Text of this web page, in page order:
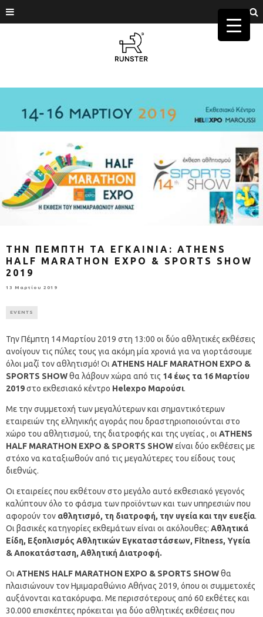
ΤΗΝ ΠΕΜΠΤΗ ΤΑ ΕΓΚΑΙΝΙΑ: ATHENS
HALF MARATHON EXPO & SPORTS SHOW
2019
13 Μαρτίου 2019
EVENTS
Την Πέμπτη 14 Μαρτίου 2019 στη 13:00 οι δύο αθλητικές εκθέσεις
ανοίγουν τις πύλες τους για ακόμη μία χρονιά για να γιορτάσουμε
όλοι μαζί τον αθλητισμό! Οι ATHENS HALF MARATHON EXPO &
SPORTS SHOWθα λάβουν χώρα από τις 14 έως τα 16 Μαρτίου
2019στο εκθεσιακό κέντρο Helexpo Μαρούσι.
Με την συμμετοχή των μεγαλύτερων και σημαντικότερων
εταιρειών της ελληνικής αγοράς που δραστηριοποιούνται στο
χώρο του αθλητισμού, της διατροφής και της υγείας , οι ATHENS
HALF MARATHON EXPO & SPORTS SHOWείναι δύο εκθέσεις με
στόχο να καταξιωθούν από τις μεγαλύτερες του είδους τους
διεθνώς.
Οι εταιρείες που εκθέτουν στο μεγάλο αυτό εκθεσιακό γεγονός
καλύπτουν όλο το φάσμα των προϊόντων και των υπηρεσιών που
αφορούν τον αθλητισμό, τη διατροφή, την υγεία και την ευεξία.
Οι βασικές κατηγορίες εκθεμάτων είναι οι ακόλουθες: Αθλητικά
Είδη, Εξοπλισμός Αθλητικών Εγκαταστάσεων, Fitness, Υγεία
& Αποκατάσταση, Αθλητική Διατροφή.
Οι ATHENS HALF MARATHON EXPO & SPORTS SHOWθα
πλαισιώνουν τον Ημιμαραθώνιο Αθήνας 2019, όπου οι συμμετοχές
αυξάνονται κατακόρυφα. Με περισσότερους από 60 εκθέτες και
30.000 επισκέπτες πρόκειται για δύο αθλητικές εκθέσεις που